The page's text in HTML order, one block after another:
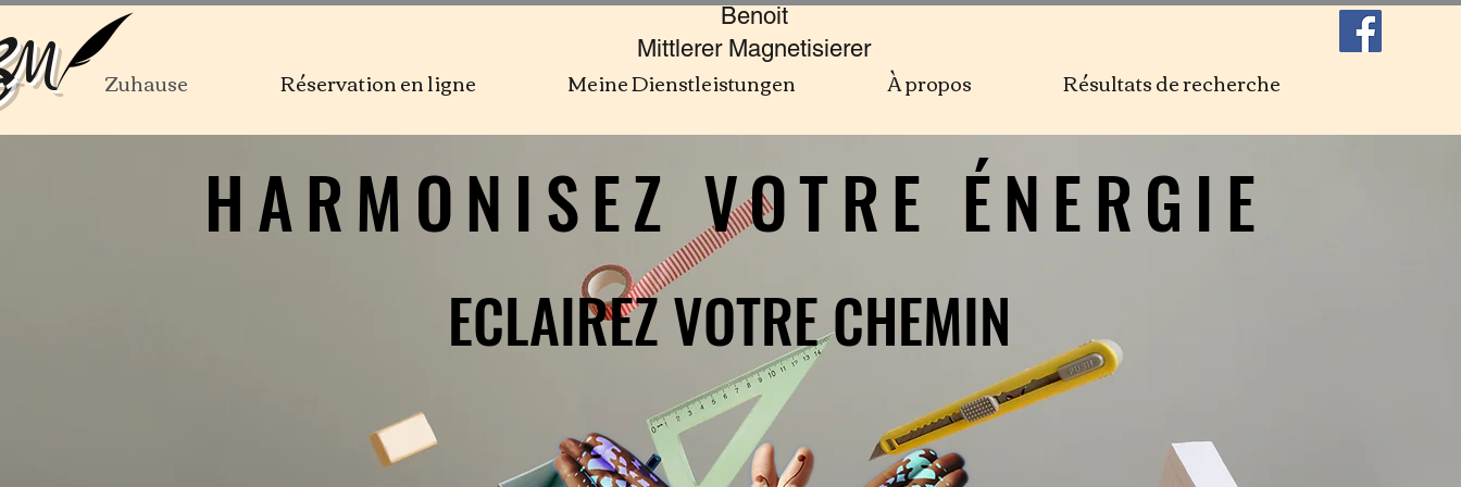
M
Benoit
Mittlerer Magnetisierer
Zuhause Réservation en ligne Meine Dienstleistungen À propos Résultats de recherche
HARMONISEZ VOTRE ÉNERGIE
HARMONISEZ VOTRE ÉNERGIE
ECLAIREZ VOTRE CHEMIN
ECLAIREZ VOTRE CHEMIN